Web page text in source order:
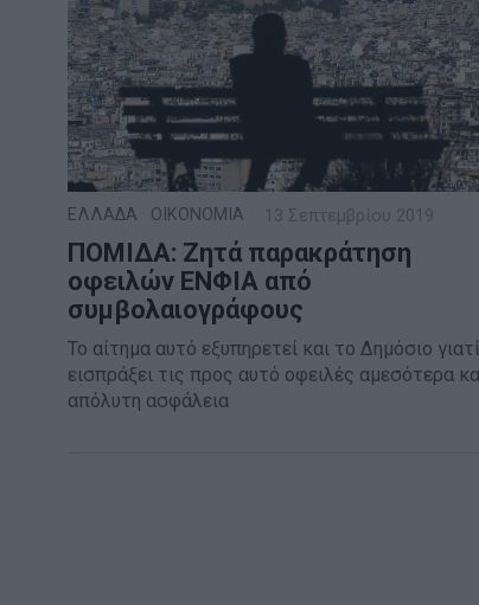
ΕΛΛΑΔΑ ΟΙΚΟΝΟΜΙΑ 13 Σεπτεμβρίου 2019
ΠΟΜΙΔΑ: Ζητά παρακράτηση
οφειλών ΕΝΦΙΑ από
συμβολαιογράφους
Το αίτημα αυτό εξυπηρετεί και το Δημόσιο
εισπράξει τις προς αυτό οφειλές αμεσότερα
απόλυτη ασφάλεια